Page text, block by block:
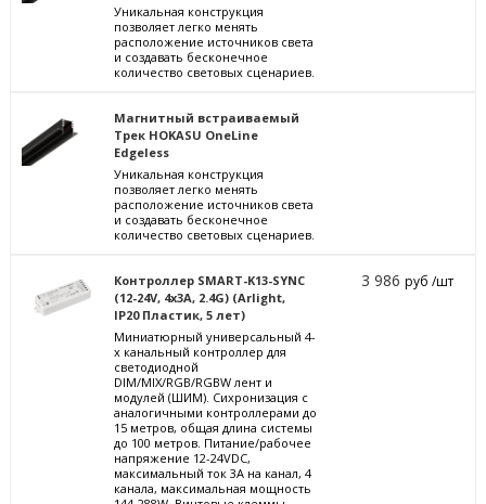
Уникальная конструкция
позволяет легко менять
расположение источников света
и создавать бесконечное
количество световых сценариев.
Магнитный встраиваемый
Трек HOKASU OneLine
Edgeless
Уникальная конструкция
позволяет легко менять
расположение источников света
и создавать бесконечное
количество световых сценариев.
Контроллер SMART-K13-SYNC
(12-24V, 4x3A, 2.4G) (Arlight,
IP20 Пластик, 5 лет)
Миниатюрный универсальный 4-
х канальный контроллер для
светодиодной
DIM/MIX/RGB/RGBW лент и
модулей (ШИМ). Сихронизация с
аналогичными контроллерами до
15 метров, общая длина системы
до 100 метров. Питание/рабочее
напряжение 12-24VDC,
максимальный ток 3A на канал, 4
канала, максимальная мощность
3 986руб /шт